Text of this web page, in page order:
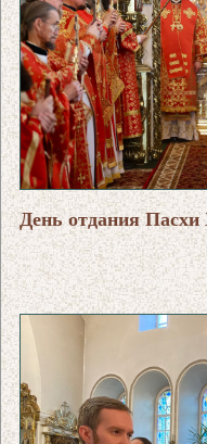
День отдания